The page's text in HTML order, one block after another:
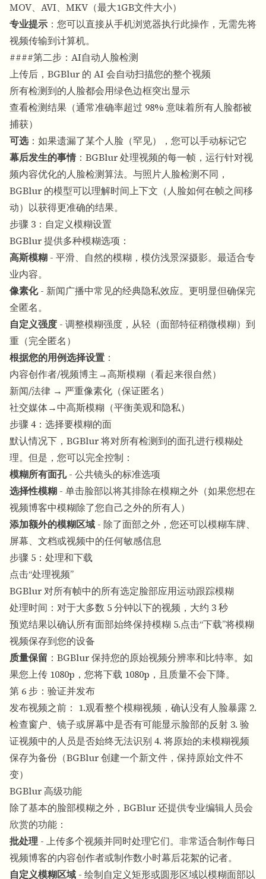
MOV、AVI、MKV（最大1GB文件大小）
专业提示 ：您可以直接从手机浏览器执行此操作，无需先将
视频传输到计算机。
####第二步：AI自动人脸检测
上传后，BGBlur 的 AI 会自动扫描您的整个视频
所有检测到的人脸都会用绿色边框突出显示
查看检测结果（通常准确率超过 98% 意味着所有人脸都被
捕获）
可选：如果遗漏了某个人脸（罕见），您可以手动标记它
幕后发生的事情：BGBlur 处理视频的每一帧，运行针对视
频内容优化的人脸检测算法。与照片人脸检测不同，
BGBlur 的模型可以理解时间上下文（人脸如何在帧之间移
动）以获得更准确的结果。
步骤 3：自定义模糊设置
BGBlur 提供多种模糊选项：
高斯模糊 - 平滑、自然的模糊，模仿浅景深摄影。最适合专
业内容。
像素化- 新闻广播中常见的经典隐私效应。更明显但确保完
全匿名。
自定义强度 - 调整模糊强度，从轻（面部特征稍微模糊）到
重（完全匿名）
根据您的用例选择设置 ：
内容创作者/视频博主→高斯模糊（看起来很自然）
新闻/法律 → 严重像素化（保证匿名）
社交媒体→中高斯模糊（平衡美观和隐私）
步骤 4：选择要模糊的面
默认情况下，BGBlur 将对所有检测到的面孔进行模糊处
理。但是，您可以完全控制：
模糊所有面孔- 公共镜头的标准选项
选择性模糊 - 单击脸部以将其排除在模糊之外（如果您想在
视频博客中模糊除了您自己之外的所有人）
添加额外的模糊区域 - 除了面部之外，您还可以模糊车牌、
屏幕、文档或视频中的任何敏感信息
步骤 5：处理和下载
点击“处理视频”
BGBlur 对所有帧中的所有选定脸部应用运动跟踪模糊
处理时间：对于大多数 5 分钟以下的视频，大约 3 秒
预览结果以确认所有面部始终保持模糊 5.点击“下载”将模糊
视频保存到您的设备
质量保留 ：BGBlur 保持您的原始视频分辨率和比特率。如
果您上传 1080p，您将下载 1080p，且质量不会下降。
第 6 步：验证并发布
发布视频之前： 1.观看整个模糊视频，确认没有人脸暴露 2.
检查窗户、镜子或屏幕中是否有可能显示脸部的反射 3. 验
证视频中的人员是否始终无法识别 4. 将原始的未模糊视频
保存为备份（BGBlur 创建一个新文件，保持原始文件不
变）
BGBlur 高级功能
除了基本的脸部模糊之外，BGBlur 还提供专业编辑人员会
欣赏的功能：
批处理 - 上传多个视频并同时处理它们。非常适合制作每日
视频博客的内容创作者或制作数小时幕后花絮的记者。
自定义模糊区域 - 绘制自定义矩形或圆形区域以模糊面部以